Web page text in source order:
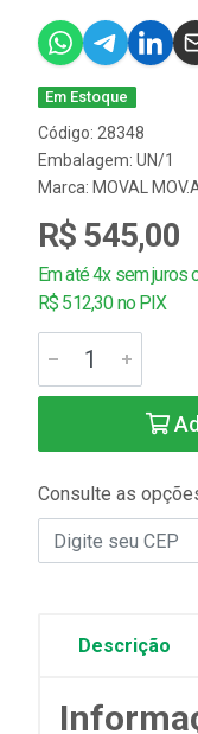
Em Estoque
Código: 28348
Embalagem: UN/1
Marca: MOVAL
R$ 545,00
Em até 4x sem juros
R$ 512,30 no PIX
Consulte as
Descrição